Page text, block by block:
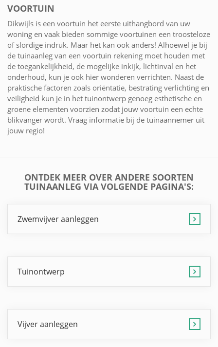
VOORTUIN
Dikwijls is een voortuin het eerste uithangbord van uw
woning en vaak bieden sommige voortuinen een troosteloze
of slordige indruk. Maar het kan ook anders! Alhoewel je bij
de tuinaanleg van een voortuin rekening moet houden met
de toegankelijkheid, de mogelijke inkijk, lichtinval en het
onderhoud, kun je ook hier wonderen verrichten. Naast de
praktische factoren zoals oriëntatie, bestrating verlichting en
veiligheid kun je in het tuinontwerp genoeg esthetische en
groene elementen voorzien zodat jouw voortuin een echte
blikvanger wordt. Vraag informatie bij de tuinaannemer uit
jouw regio!
ONTDEK MEER OVER ANDERE SOORTEN
TUINAANLEG VIA VOLGENDE PAGINA'S:
Zwemvijver aanleggen
Tuinontwerp
Vijver aanleggen